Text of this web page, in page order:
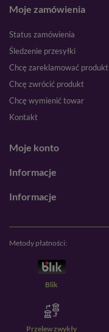
Moje zamówienia
Status zamówienia
Śledzenie przesyłki
Chcę zareklamować produkt
Chcę zwrócić produkt
Chcę wymienić towar
Kontakt
Moje konto
Informacje
Informacje
Metody płatności:
Blik
Przelew zwykły